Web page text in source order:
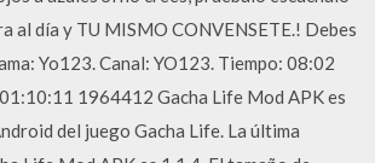
al día y TU MISMO CONVENSETE.! Debes
Yo123. Canal: YO123. Tiempo: 08:02
1964412 Gacha Life Mod APK es
del juego Gacha Life. La última